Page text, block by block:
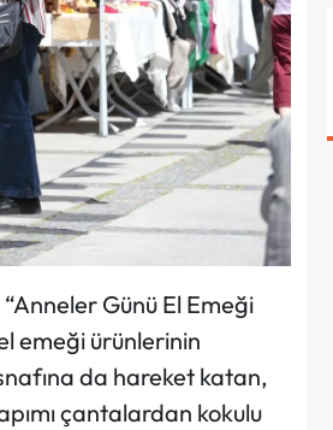
Günü El Emeği
emeği ürünlerinin
da hareket katan,
çantalardan kokulu